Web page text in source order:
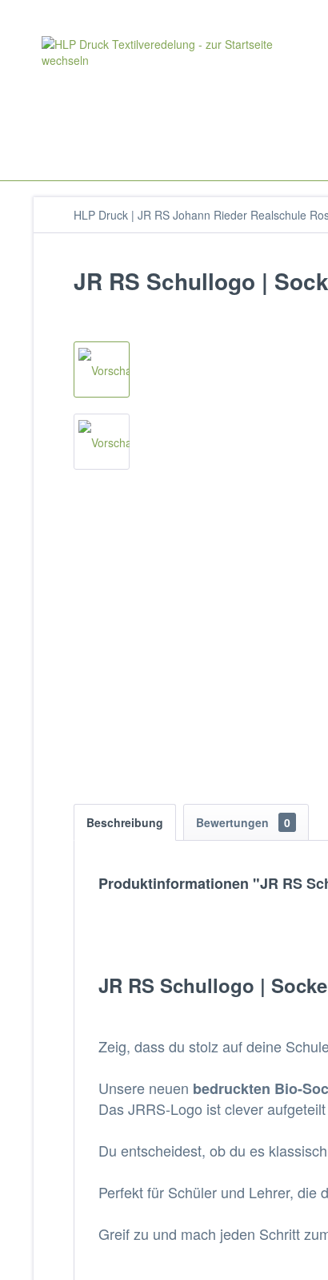
HLP Druck | JR RS Johann Rieder Realschule
JR RS Schullogo |
Beschreibung Bewertungen 0
Produktinformationen "JR RS
JR RS Schullogo |
Zeig, dass du stolz auf deine
Unsere neuen bedruckten Bio-
Das JRRS-Logo ist clever aufgeteilt
Du entscheidest, ob du es
Perfekt für Schüler und Lehrer, die
Greif zu und mach jeden Schritt